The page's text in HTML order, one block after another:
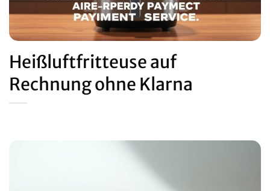
Heißluftfritteuse auf
Rechnung ohne Klarna